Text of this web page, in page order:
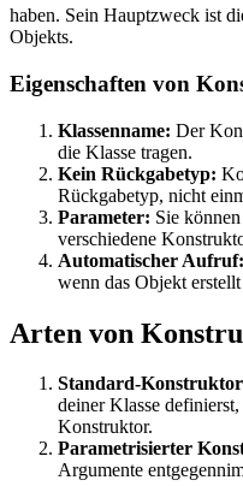
haben. Sein Hauptzweck ist
Objekts.
Eigenschaften von
Klassenname: Der
die Klasse tragen.
Kein Rückgabetyp:
Rückgabetyp, nicht
Parameter: Sie
verschiedene
Automatischer Aufruf:
wenn das Objekt
Arten von
Standard-
deiner Klasse
Konstruktor.
Parametrisierter
Argumente